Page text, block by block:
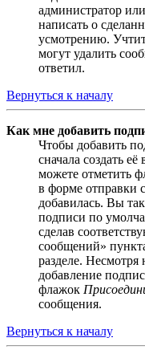
администратор
написать о
усмотрению.
могут удалить
ответил.
Вернуться к началу
Как мне добавить
Чтобы добавить
сначала создать
можете отметить
в форме отправки
добавилась. Вы
подписи по
сделав
сообщений»
разделе.
добавление
флажок
сообщения.
Вернуться к началу